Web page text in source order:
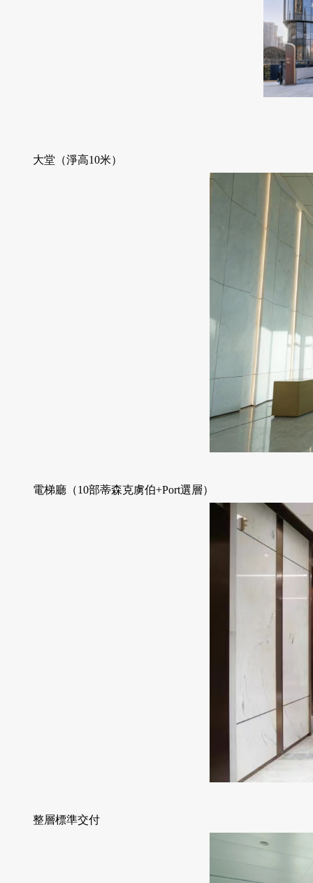
大堂（淨高10米）
電梯廳（10部蒂森克虜伯+Port選層）
整層標準交付